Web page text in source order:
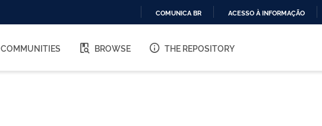
O
COMUNICA BR ACESSO À INFORMAÇÃO
COMMUNITIES BROWSE THE REPOSITORY